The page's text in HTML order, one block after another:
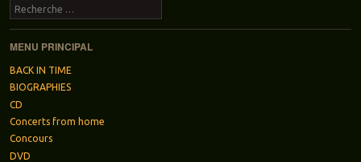
Recherche
MENU PRINCIPAL
BACK IN TIME
BIOGRAPHIES
CD
Concerts from home
Concours
DVD